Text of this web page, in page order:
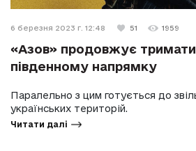
6 березня 2023 г. 12:48 51 1959
«Азов» продовжує
південному напрямку
Паралельно з цим готується до
українських територій.
Читати далі